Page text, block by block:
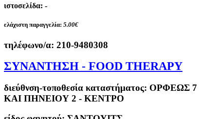
ιστοσελίδα: -
ελάχιστη παραγγελία: 5.00€
τηλέφωνο/α: 210-9480308
ΣΥΝΑΝΤΗΣΗ - FOOD THERAPY
διεύθνση-τοποθεσία καταστήματος: ΟΡΦΕΩΣ 7
KAI ΠΗΝΕΙΟΥ 2 - ΚΕΝΤΡΟ